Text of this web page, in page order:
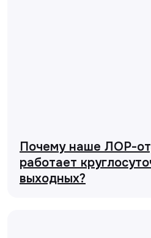
Почему наше ЛОР-
работает
выходных?